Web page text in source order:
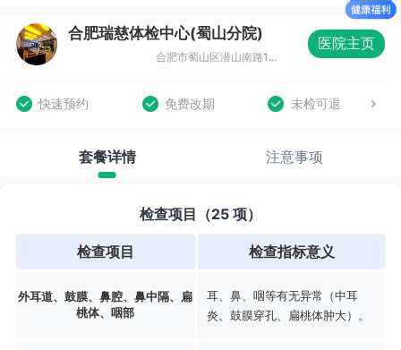
合肥瑞慈体检中心(蜀山分院)
合肥市蜀山区潜山南路188号蔚蓝商务港城市广场F座3-4层
医院主页
快速预约 免费改期 未检可退
套餐详情 注意事项
检查项目（25 项）
检查项目 检查指标意义
外耳道、鼓膜、鼻腔、鼻中隔、扁
桃体、咽部
耳、鼻、咽等有无异常（中耳
炎、鼓膜穿孔、扁桃体肿大）。